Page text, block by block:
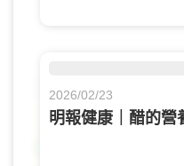
2026/02/23
明報健康｜醋的營